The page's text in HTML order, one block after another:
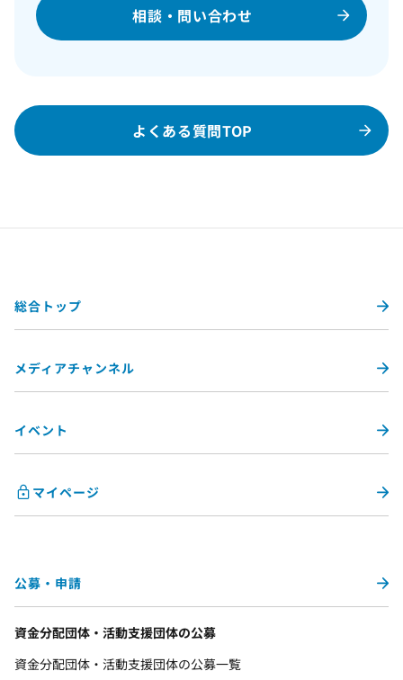
相談・問い合わせ
よくある質問TOP
総合トップ
メディアチャンネル
イベント
マイページ
公募・申請
資金分配団体・活動支援団体の公募
資金分配団体・活動支援団体の公募一覧